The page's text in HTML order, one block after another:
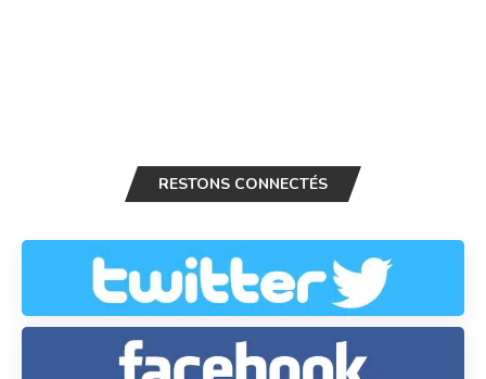
RESTONS CONNECTÉS